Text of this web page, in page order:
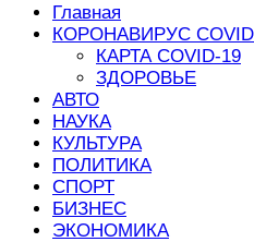
Главная
КОРОНАВИРУС
КАРТА COVID-19
ЗДОРОВЬЕ
АВТО
НАУКА
КУЛЬТУРА
ПОЛИТИКА
СПОРТ
БИЗНЕС
ЭКОНОМИКА